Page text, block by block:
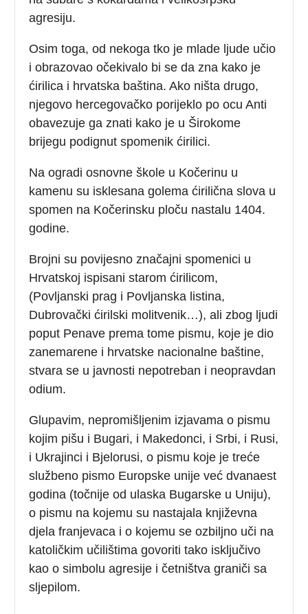
agresiju.
Osim toga, od nekoga tko je mlade ljude učio
i obrazovao očekivalo bi se da zna kako je
ćirilica i hrvatska baština. Ako ništa drugo,
njegovo hercegovačko porijeklo po ocu Anti
obavezuje ga znati kako je u Širokome
brijegu podignut spomenik ćirilici.
Na ogradi osnovne škole u Kočerinu u
kamenu su isklesana golema ćirilična slova u
spomen na Kočerinsku ploču nastalu 1404.
godine.
Brojni su povijesno značajni spomenici u
Hrvatskoj ispisani starom ćirilicom,
(Povljanski prag i Povljanska listina,
Dubrovački ćirilski molitvenik…), ali zbog ljudi
poput Penave prema tome pismu, koje je dio
zanemarene i hrvatske nacionalne baštine,
stvara se u javnosti nepotreban i neopravdan
odium.
Glupavim, nepromišljenim izjavama o pismu
kojim pišu i Bugari, i Makedonci, i Srbi, i Rusi,
i Ukrajinci i Bjelorusi, o pismu koje je treće
službeno pismo Europske unije već dvanaest
godina (točnije od ulaska Bugarske u Uniju),
o pismu na kojemu su nastajala književna
djela franjevaca i o kojemu se ozbiljno uči na
katoličkim učilištima govoriti tako isključivo
kao o simbolu agresije i četništva graniči sa
sljepilom.